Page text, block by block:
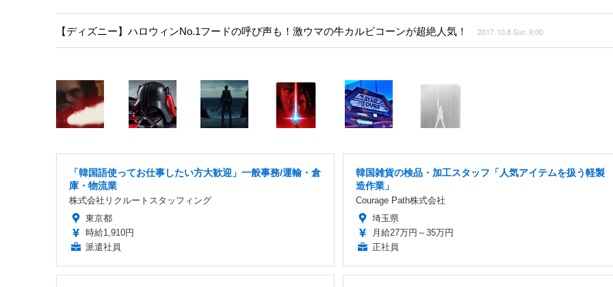
【ディズニー】ハロウィンNo.1フードの呼び声も！激ウマの牛カルビコーンが超絶人気！ 2017.10.8 Sun 9:00
「韓国語使ってお仕事したい方大歓迎」一般事務/運輸・倉
庫・物流業
株式会社リクルートスタッフィング
東京都
時給1,910円
派遣社員
韓国雑貨の検品・加工スタッフ「人気アイテムを扱う軽製
造作業」
Courage Path株式会社
埼玉県
月給27万円～35万円
正社員